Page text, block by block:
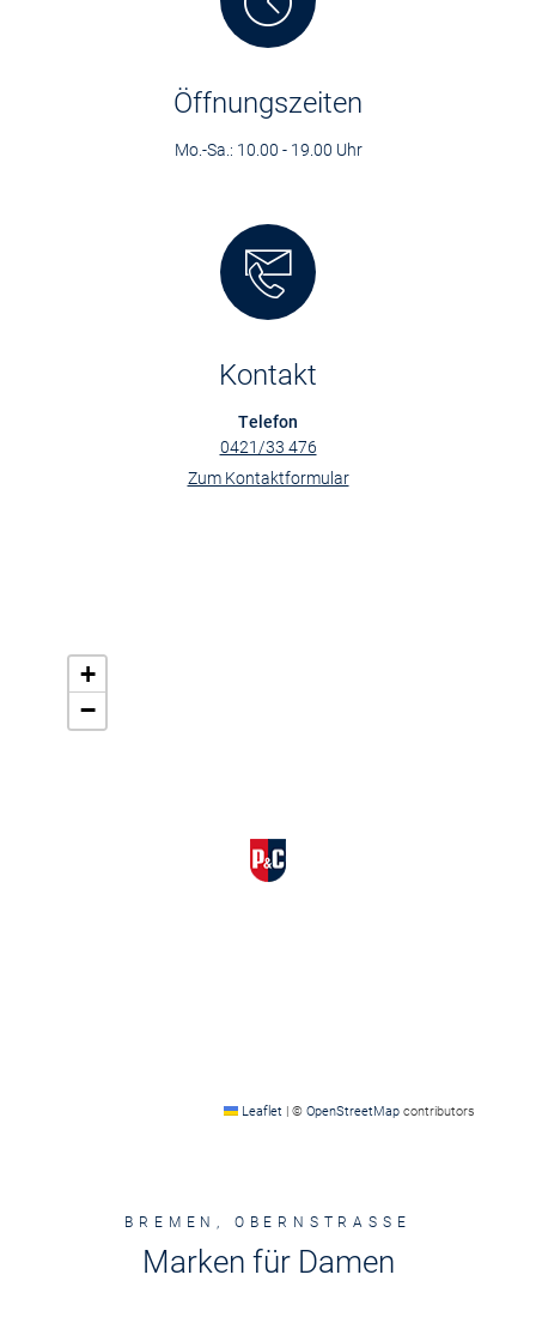
Öffnungszeiten
Mo.-Sa.: 10.00 - 19.00 Uhr
Kontakt
Telefon
0421/33 476
Zum Kontaktformular
+
−
Leaflet | © OpenStreetMap contributors
BREMEN, OBERNSTRASSE
Marken für Damen